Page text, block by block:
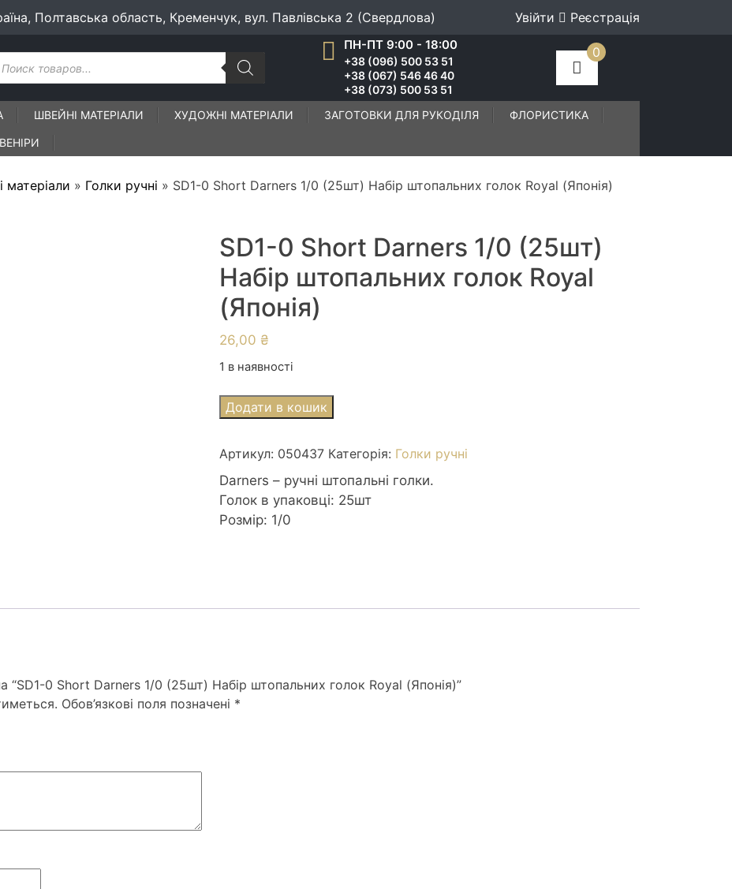
Полтавська область, Кременчук, вул. Павлівська 2 (Свердлова) Увійти Реєстрація
ПН-ПТ 9:00 - 18:00
+38 (096) 500 53 51
+38 (067) 546 46 40
+38 (073) 500 53 51
0
ШВЕЙНІ МАТЕРІАЛИ ХУДОЖНІ МАТЕРІАЛИ ЗАГОТОВКИ ДЛЯ РУКОДІЛЯ ФЛОРИСТИКА
матеріали » Голки ручні » SD1-0 Short Darners 1/0 (25шт) Набір штопальних голок Royal (Японія)
SD1-0 Short Darners 1/0 (25шт)
Набір штопальних голок Royal
(Японія)
26,00 ₴
1 в наявності
SD1-
0
Darners
1/0
(25шт)
Набір
кількість
Додати в кошик
Артикул: 050437 Категорія: Голки ручні
Darners – ручні штопальні голки.
Голок в упаковці: 25шт
Розмір: 1/0
“SD1-0 Short Darners 1/0 (25шт) Набір штопальних голок Royal (Японія)”
Обов’язкові поля позначені *